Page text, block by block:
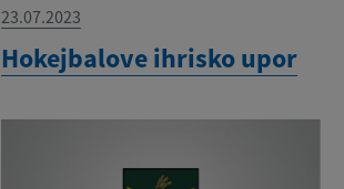
23.07.2023
Hokejbalove ihrisko upor